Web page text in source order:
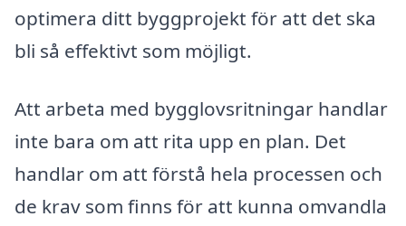
optimera ditt byggprojekt för att det ska
bli så effektivt som möjligt.
Att arbeta med bygglovsritningar handlar
inte bara om att rita upp en plan. Det
handlar om att förstå hela processen och
de krav som finns för att kunna omvandla